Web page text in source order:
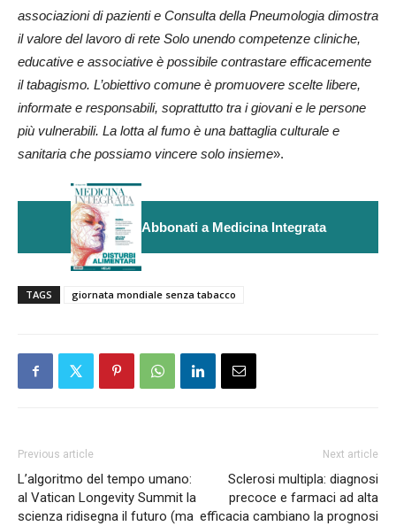
associazioni di pazienti e Consulta della Pneumologia dimostra
il valore del lavoro di rete Solo unendo competenze cliniche,
educative e associative è possibile contrastare efficacemente
il tabagismo. L’obiettivo comune è promuovere scelte libere,
informate e responsabili, soprattutto tra i giovani e le persone
più vulnerabili. La lotta al fumo è una battaglia culturale e
sanitaria che possiamo vincere solo insieme».
Abbonati a Medicina Integrata
TAGS giornata mondiale senza tabacco
Previous article
L’algoritmo del tempo umano:
al Vatican Longevity Summit la
scienza ridisegna il futuro (ma
Next article
Sclerosi multipla: diagnosi
precoce e farmaci ad alta
efficacia cambiano la prognosi